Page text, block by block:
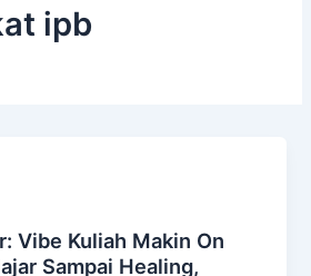
ipb
Vibe Kuliah Makin On
Sampai Healing,